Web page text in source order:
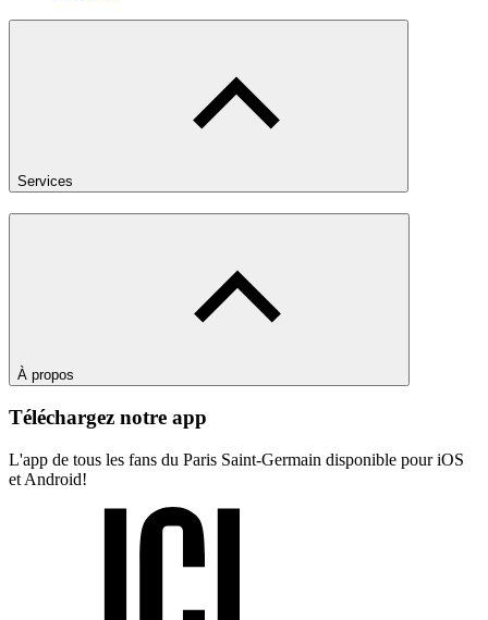
Services
À propos
Téléchargez notre app
L'app de tous les fans du Paris Saint-Germain disponible pour iOS
et Android!